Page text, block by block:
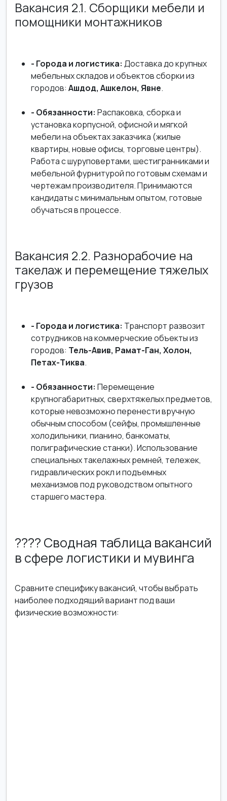
Вакансия 2.1. Сборщики мебели и
помощники монтажников
- Города и логистика: Доставка до крупных
мебельных складов и объектов сборки из
городов: Ашдод, Ашкелон, Явне.
- Обязанности: Распаковка, сборка и
установка корпусной, офисной и мягкой
мебели на объектах заказчика (жилые
квартиры, новые офисы, торговые центры).
Работа с шуруповертами, шестигранниками и
мебельной фурнитурой по готовым схемам и
чертежам производителя. Принимаются
кандидаты с минимальным опытом, готовые
обучаться в процессе.
Вакансия 2.2. Разнорабочие на
такелаж и перемещение тяжелых
грузов
- Города и логистика: Транспорт развозит
сотрудников на коммерческие объекты из
городов: Тель-Авив, Рамат-Ган, Холон,
Петах-Тиква.
- Обязанности: Перемещение
крупногабаритных, сверхтяжелых предметов,
которые невозможно перенести вручную
обычным способом (сейфы, промышленные
холодильники, пианино, банкоматы,
полиграфические станки). Использование
специальных такелажных ремней, тележек,
гидравлических рокл и подъемных
механизмов под руководством опытного
старшего мастера.
???? Сводная таблица вакансий
в сфере логистики и мувинга
Сравните специфику вакансий, чтобы выбрать
наиболее подходящий вариант под ваши
физические возможности: